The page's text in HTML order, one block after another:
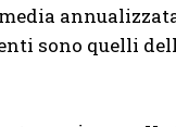
sono quelli